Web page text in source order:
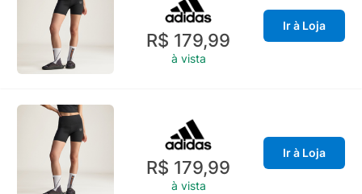
R$ 179,99
à vista
Ir à Loja
R$ 179,99
à vista
Ir à Loja